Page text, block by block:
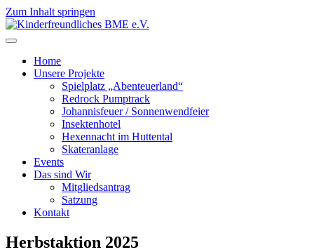
Zum Inhalt springen
Kinderfreundliches BME e.V.
Home
Unsere Projekte
Spielplatz „Abenteuerland“
Redrock Pumptrack
Johannisfeuer / Sonnenwendfeier
Insektenhotel
Hexennacht im Huttental
Skateranlage
Events
Das sind Wir
Mitgliedsantrag
Satzung
Kontakt
Herbstaktion 2025